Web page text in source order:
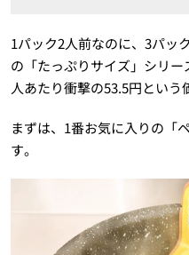
1パック2人前なのに、3パッ
の「たっぷりサイズ」シリ
人あたり衝撃の53.5円という
まずは、1番お気に入りの「
す。